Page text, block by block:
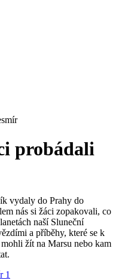
probádali
vydaly do Prahy do
nás si žáci zopakovali, co
naší Sluneční
a příběhy, které se k
žít na Marsu nebo kam